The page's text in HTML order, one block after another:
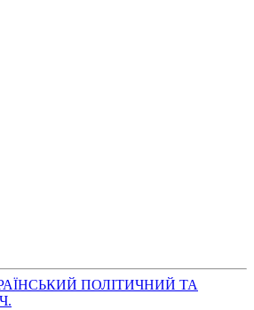
ПОЛІТИЧНИЙ ТА